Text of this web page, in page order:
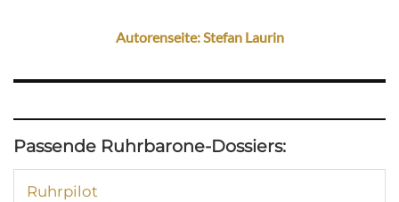
Autorenseite: Stefan Laurin
Passende Ruhrbarone-Dossiers:
Ruhrpilot